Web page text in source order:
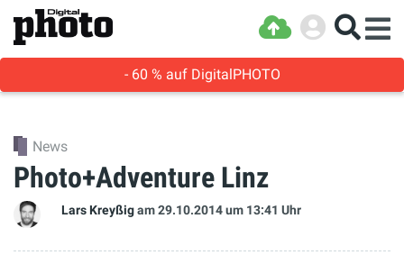
- 60 % auf DigitalPHOTO
News
Photo+Adventure Linz
Lars Kreyßigam 29.10.2014um 13:41 Uhr